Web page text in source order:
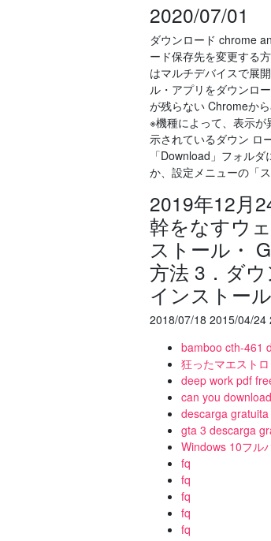
2020/07/01
ダウンロード chrome
ード保存先を変更する
はマルチデバイスで展
ル・アプリをダウンロ
が残らない Chromeか
※機種によって、表示
示されているダウン ロ
「Download」フォル
か、設定メニューの「
2019年12月
幹をなすウ
ストール・
方法 3．ダ
インストー
2018/07/18 2015/04/
bamboo cth-461
狂ったマエスト
deep work pdf
can you
descarga
gta 3 descarga
Windows 10フル
fq
fq
fq
fq
fq